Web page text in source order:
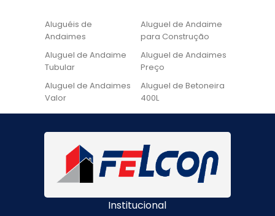
Aluguéis de
Andaimes
Aluguel de Andaime
para Construção
Aluguel de Andaime
Tubular
Aluguel de Andaimes
Preço
Aluguel de Andaimes
Valor
Aluguel de Betoneira
400L
Aluguel de Betoneira
Cadeira de Pintura
Locação de Andaime
Preço
Locação de Andaime
Tubular
Locação de Andaime
Locação de
Quanto Custa
Institucional